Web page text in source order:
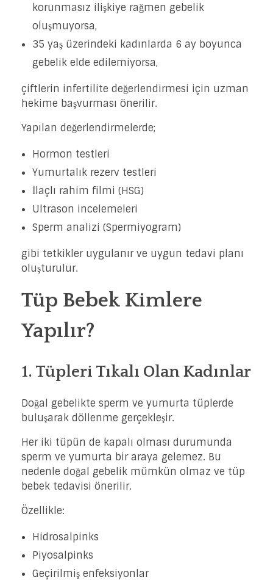
korunmasız ilişkiye rağmen gebelik
oluşmuyorsa,
35 yaş üzerindeki kadınlarda 6 ay boyunca
gebelik elde edilemiyorsa,
çiftlerin infertilite değerlendirmesi için uzman
hekime başvurması önerilir.
Yapılan değerlendirmelerde;
Hormon testleri
Yumurtalık rezerv testleri
İlaçlı rahim filmi (HSG)
Ultrason incelemeleri
Sperm analizi (Spermiyogram)
gibi tetkikler uygulanır ve uygun tedavi planı
oluşturulur.
Tüp Bebek Kimlere
Yapılır?
1. Tüpleri Tıkalı Olan Kadınlar
Doğal gebelikte sperm ve yumurta tüplerde
buluşarak döllenme gerçekleşir.
Her iki tüpün de kapalı olması durumunda
sperm ve yumurta bir araya gelemez. Bu
nedenle doğal gebelik mümkün olmaz ve tüp
bebek tedavisi önerilir.
Özellikle:
Hidrosalpinks
Piyosalpinks
Geçirilmiş enfeksiyonlar